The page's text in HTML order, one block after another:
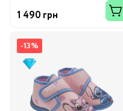
1 490 грн
-13%